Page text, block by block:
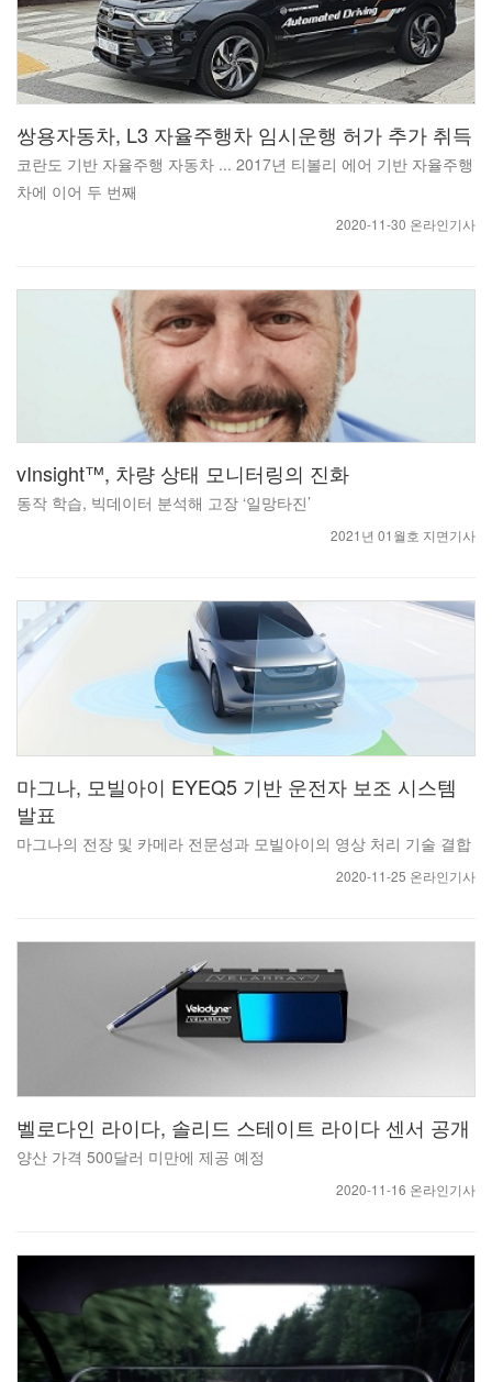
쌍용자동차, L3 자율주행차 임시운행 허가 추가 취득
코란도 기반 자율주행 자동차 ... 2017년 티볼리 에어 기반 자율주행
차에 이어 두 번째
2020-11-30 온라인기사
vInsight™, 차량 상태 모니터링의 진화
동작 학습, 빅데이터 분석해 고장 ‘일망타진’
2021년 01월호 지면기사
마그나, 모빌아이 EYEQ5 기반 운전자 보조 시스템
발표
마그나의 전장 및 카메라 전문성과 모빌아이의 영상 처리 기술 결합
2020-11-25 온라인기사
벨로다인 라이다, 솔리드 스테이트 라이다 센서 공개
양산 가격 500달러 미만에 제공 예정
2020-11-16 온라인기사